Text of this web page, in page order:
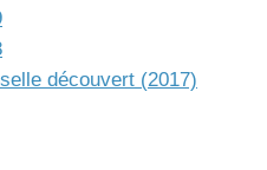
découvert (2017)